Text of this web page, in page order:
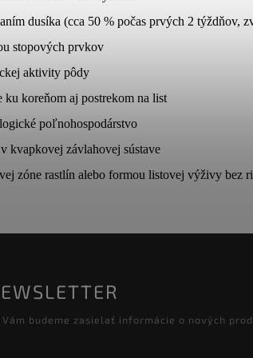
dusíka (cca 50 % počas prvých 2 týždňov,
stopových prvkov
aktivity pôdy
ku koreňom aj postrekom na list
poľnohospodárstvo
kvapkovej závlahovej sústave
zóne rastlín alebo formou listovej výživy bez
budeme zasielať informácie o nových